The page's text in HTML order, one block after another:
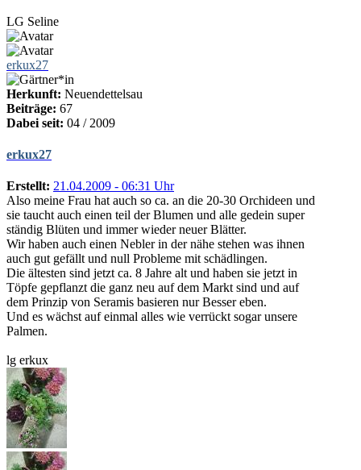
LG Seline
erkux27
Herkunft: Neuendettelsau
Beiträge: 67
Dabei seit: 04 / 2009
erkux27
Erstellt: 21.04.2009 - 06:31 Uhr
Also meine Frau hat auch so ca. an die 20-30 Orchideen und
sie taucht auch einen teil der Blumen und alle gedein super
ständig Blüten und immer wieder neuer Blätter.
Wir haben auch einen Nebler in der nähe stehen was ihnen
auch gut gefällt und null Probleme mit schädlingen.
Die ältesten sind jetzt ca. 8 Jahre alt und haben sie jetzt in
Töpfe gepflanzt die ganz neu auf dem Markt sind und auf
dem Prinzip von Seramis basieren nur Besser eben.
Und es wächst auf einmal alles wie verrückt sogar unsere
Palmen.
lg erkux